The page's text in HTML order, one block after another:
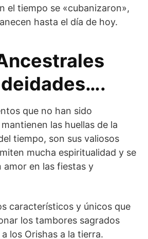
el tiempo se «cubanizaron»,
hasta el día de hoy.
que no han sido
las huellas de la
tiempo, son sus valiosos
mucha espiritualidad y se
en las fiestas y
característicos y únicos que
los tambores sagrados
los Orishas a la tierra.